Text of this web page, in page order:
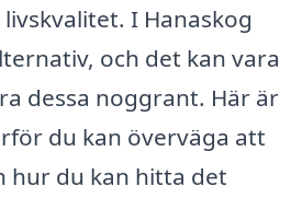
I Hanaskog
och det kan vara
dessa noggrant. Här är
du kan överväga att
hur du kan hitta det